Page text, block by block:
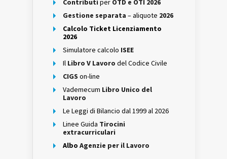
Contributi per OTD e OTI 2026
Gestione separata – aliquote 2026
Calcolo Ticket Licenziamento
2026
Simulatore calcolo ISEE
Il Libro V Lavoro del Codice Civile
CIGS on-line
Vademecum Libro Unico del
Lavoro
Le Leggi di Bilancio dal 1999 al 2026
Linee Guida Tirocini
extracurriculari
Albo Agenzie per il Lavoro